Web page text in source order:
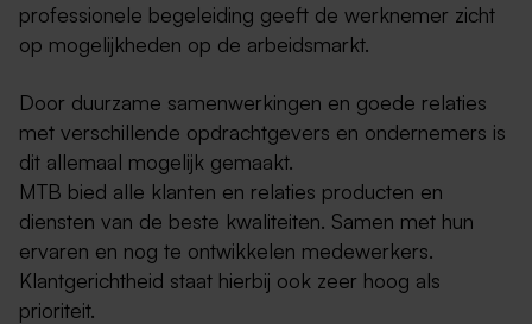
professionele begeleiding geeft de werknemer zicht
op mogelijkheden op de arbeidsmarkt.
Door duurzame samenwerkingen en goede relaties
met verschillende opdrachtgevers en ondernemers is
dit allemaal mogelijk gemaakt.
MTB bied alle klanten en relaties producten en
diensten van de beste kwaliteiten. Samen met hun
ervaren en nog te ontwikkelen medewerkers.
Klantgerichtheid staat hierbij ook zeer hoog als
prioriteit.